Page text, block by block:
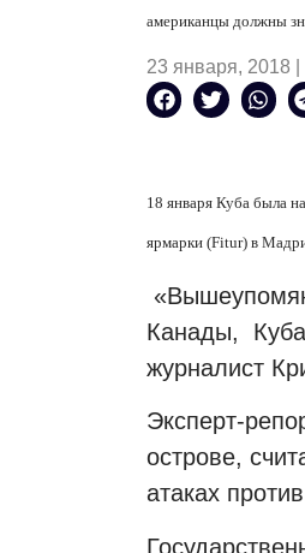
американцы должны
23 января, 2018 |
18 января Куба была
ярмарки (Fitur) в
Канады,
журналист
Эксперт-
острове,
атаках